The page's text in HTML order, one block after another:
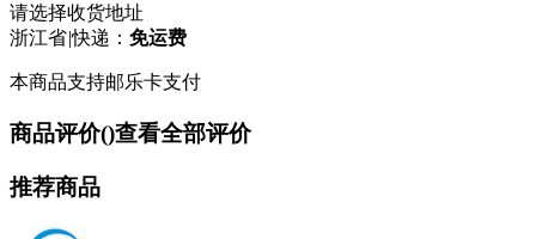
请选择收货地址
浙江省|快递： 免运费
本商品支持邮乐卡支付
商品评价()查看全部评价
推荐商品